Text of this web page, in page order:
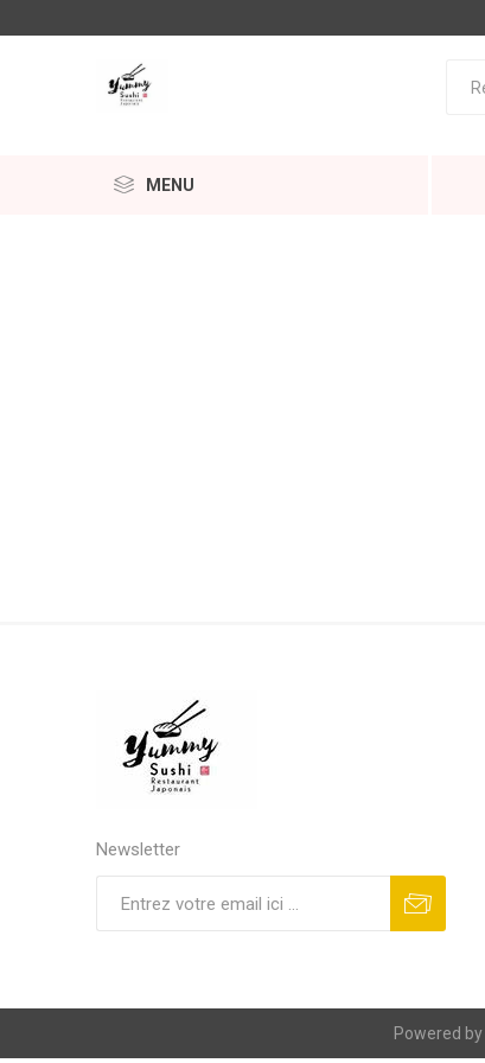
MENU
Newsletter
Powered by